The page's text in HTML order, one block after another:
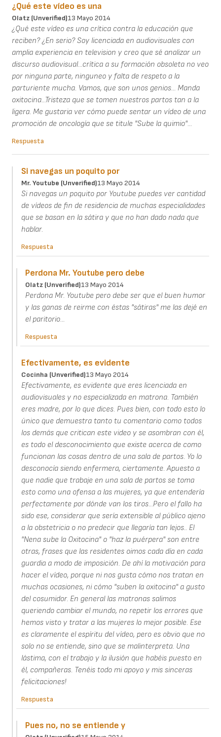
¿Qué este vídeo es una
Olatz (unverified)13 Mayo 2014
¿Qué este vídeo es una crítica contra la educación que
reciben? ¿En serio? Soy licenciada en audiovisuales con
amplia experiencia en television y creo que sé analizar un
discurso audiovisual...crítica a su formación obsoleta no veo
por ninguna parte, ninguneo y falta de respeto a la
parturiente mucha. Vamos, que son unos genios... Manda
oxitocina...Tristeza que se tomen nuestros partos tan a la
ligera. Me gustaria ver cómo puede sentar un vídeo de una
promoción de oncología que se titule "Sube la quimio"...
Respuesta
Si navegas un poquito por
Mr. Youtube (unverified)13 Mayo 2014
Si navegas un poquito por Youtube puedes ver cantidad
de vídeos de fin de residencia de muchas especialidades
que se basan en la sátira y que no han dado nada que
hablar.
Respuesta
Perdona Mr. Youtube pero debe
Olatz (unverified)13 Mayo 2014
Perdona Mr. Youtube pero debe ser que el buen humor
y las ganas de reirme con éstas "sátiras" me las dejé en
el paritorio...
Respuesta
Efectivamente, es evidente
Cocinha (unverified)13 Mayo 2014
Efectivamente, es evidente que eres licenciada en
audiovisuales y no especializada en matrona. También
eres madre, por lo que dices. Pues bien, con todo esto lo
único que demuestra tanto tu comentario como todos
los demás que critican este video y se asombran con él,
es todo el desconocimiento que existe acerca de como
funcionan las cosas dentro de una sala de partos. Yo lo
desconocía siendo enfermera, ciertamente. Apuesto a
que nadie que trabaje en una sala de partos se toma
esto como una ofensa a las mujeres, ya que entendería
perfectamente por dónde van los tiros...Pero el fallo ha
sido ese, considerar que sería extensible al público ajeno
a la obstetricia o no predecir que llegaría tan lejos.. El
"Nena sube la Oxitocina" o "haz la puérpera" son entre
otras, frases que las residentes oimos cada día en cada
guardia a modo de imposición. De ahí la motivación para
hacer el vídeo, porque ni nos gusta cómo nos tratan en
muchas ocasiones, ni cómo "suben la oxitocina" a gusto
del cosumidor. En general las matronas salimos
queriendo cambiar el mundo, no repetir los errores que
hemos visto y tratar a las mujeres lo mejor posible. Ese
es claramente el espíritu del vídeo, pero es obvio que no
solo no se entiende, sino que se malinterpreta. Una
lástima, con el trabajo y la ilusión que habéis puesto en
él, compañeras. Tenéis todo mi apoyo y mis sinceras
felicitaciones!
Respuesta
Pues no, no se entiende y